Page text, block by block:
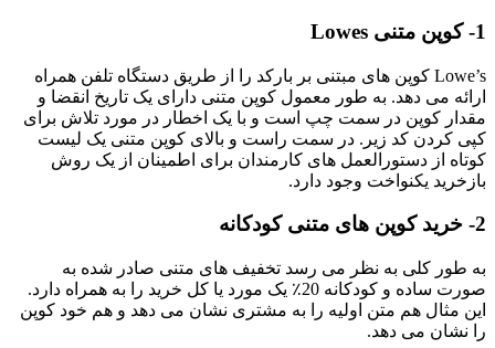
1- کوپن متنی Lowes
Lowe’s کوپن های مبتنی بر بارکد را از طریق دستگاه تلفن همراه
ارائه می دهد. به طور معمول کوپن متنی دارای یک تاریخ انقضا و
مقدار کوپن در سمت چپ است و با یک اخطار در مورد تلاش برای
کپی کردن کد زیر. در سمت راست و بالای کوپن متنی یک لیست
کوتاه از دستورالعمل های کارمندان برای اطمینان از یک روش
بازخرید یکنواخت وجود دارد.
2- خرید کوپن های متنی کودکانه
به طور کلی به نظر می رسد تخفیف های متنی صادر شده به
صورت ساده و کودکانه 20٪ یک مورد یا کل خرید را به همراه دارد.
این مثال هم متن اولیه را به مشتری نشان می دهد و هم خود کوپن
را نشان می دهد.